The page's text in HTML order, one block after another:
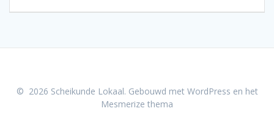
© 2026 Scheikunde Lokaal. Gebouwd met WordPress en het
Mesmerize thema